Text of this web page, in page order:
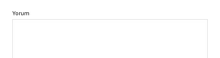
Yorum